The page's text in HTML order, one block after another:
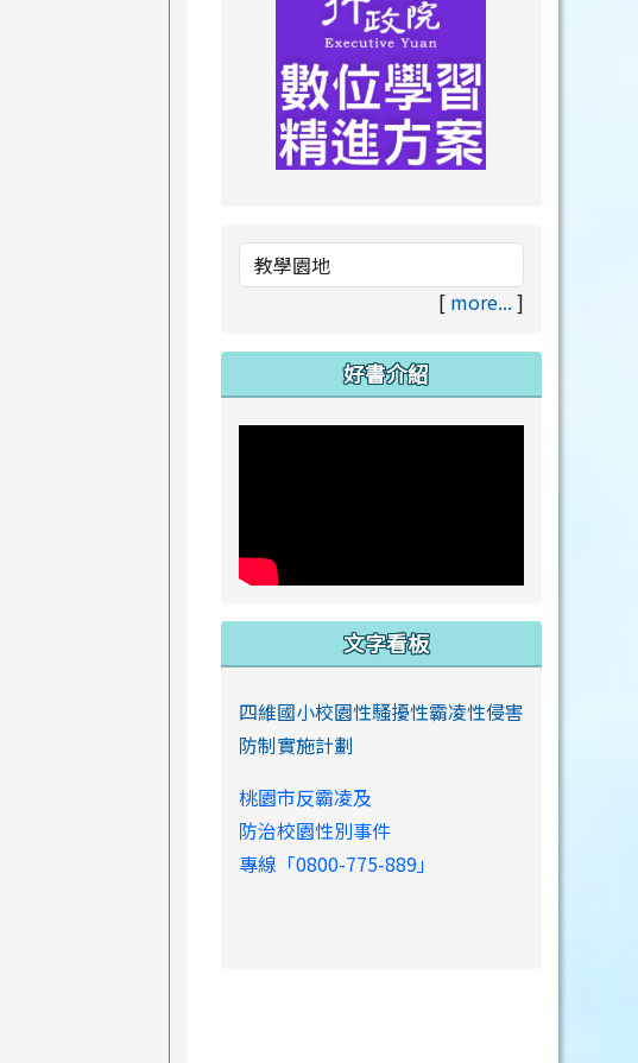
[ more... ]
好書介紹
文字看板
四維國小校園性騷擾性霸凌性侵害
防制實施計劃
桃園市反霸凌及
防治校園性別事件
專線「0800-775-889」